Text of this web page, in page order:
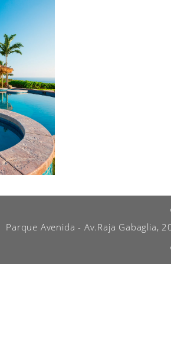
Parque Avenida - Av.Raja Gabaglia,